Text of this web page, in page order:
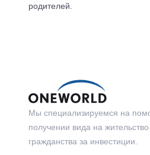
родителей.
Мы специализируемся на
получении вида на
гражданства за инвестиции.